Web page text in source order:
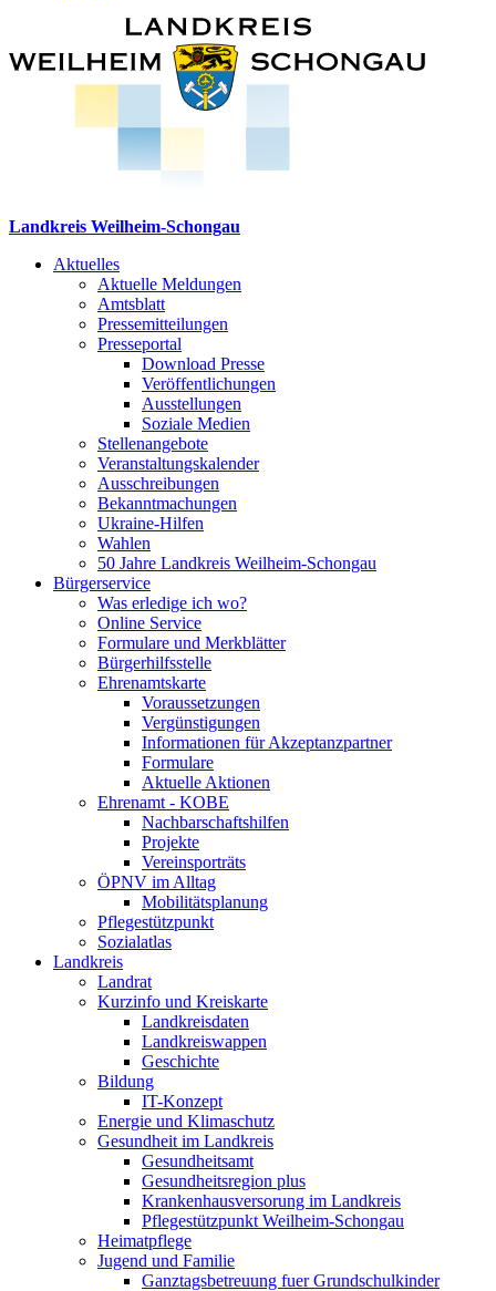
Landkreis Weilheim-Schongau
Aktuelles
Aktuelle Meldungen
Amtsblatt
Pressemitteilungen
Presseportal
Download Presse
Veröffentlichungen
Ausstellungen
Soziale Medien
Stellenangebote
Veranstaltungskalender
Ausschreibungen
Bekanntmachungen
Ukraine-Hilfen
Wahlen
50 Jahre Landkreis Weilheim-Schongau
Bürgerservice
Was erledige ich wo?
Online Service
Formulare und Merkblätter
Bürgerhilfsstelle
Ehrenamtskarte
Voraussetzungen
Vergünstigungen
Informationen für Akzeptanzpartner
Formulare
Aktuelle Aktionen
Ehrenamt - KOBE
Nachbarschaftshilfen
Projekte
Vereinsporträts
ÖPNV im Alltag
Mobilitätsplanung
Pflegestützpunkt
Sozialatlas
Landkreis
Landrat
Kurzinfo und Kreiskarte
Landkreisdaten
Landkreiswappen
Geschichte
Bildung
IT-Konzept
Energie und Klimaschutz
Gesundheit im Landkreis
Gesundheitsamt
Gesundheitsregion plus
Krankenhausversorung im Landkreis
Pflegestützpunkt Weilheim-Schongau
Heimatpflege
Jugend und Familie
Ganztagsbetreuung fuer Grundschulkinder